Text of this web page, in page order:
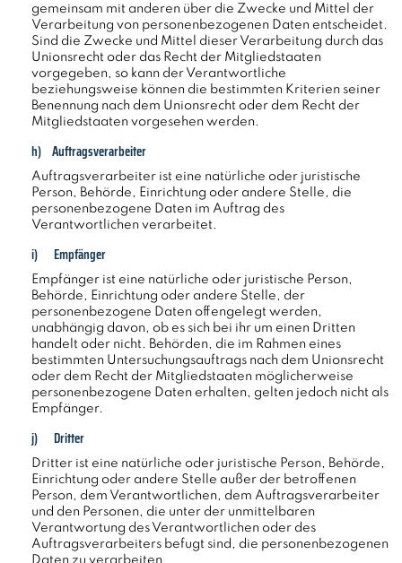
gemeinsam mit anderen über die Zwecke und Mittel der
Verarbeitung von personenbezogenen Daten entscheidet.
Sind die Zwecke und Mittel dieser Verarbeitung durch das
Unionsrecht oder das Recht der Mitgliedstaaten
vorgegeben, so kann der Verantwortliche
beziehungsweise können die bestimmten Kriterien seiner
Benennung nach dem Unionsrecht oder dem Recht der
Mitgliedstaaten vorgesehen werden.
h) Auftragsverarbeiter
Auftragsverarbeiter ist eine natürliche oder juristische
Person, Behörde, Einrichtung oder andere Stelle, die
personenbezogene Daten im Auftrag des
Verantwortlichen verarbeitet.
i) Empfänger
Empfänger ist eine natürliche oder juristische Person,
Behörde, Einrichtung oder andere Stelle, der
personenbezogene Daten offengelegt werden,
unabhängig davon, ob es sich bei ihr um einen Dritten
handelt oder nicht. Behörden, die im Rahmen eines
bestimmten Untersuchungsauftrags nach dem Unionsrecht
oder dem Recht der Mitgliedstaaten möglicherweise
personenbezogene Daten erhalten, gelten jedoch nicht als
Empfänger.
j) Dritter
Dritter ist eine natürliche oder juristische Person, Behörde,
Einrichtung oder andere Stelle außer der betroffenen
Person, dem Verantwortlichen, dem Auftragsverarbeiter
und den Personen, die unter der unmittelbaren
Verantwortung des Verantwortlichen oder des
Auftragsverarbeiters befugt sind, die personenbezogenen
Daten zu verarbeiten.